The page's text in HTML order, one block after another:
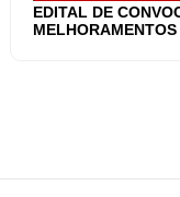
EDITAL DE